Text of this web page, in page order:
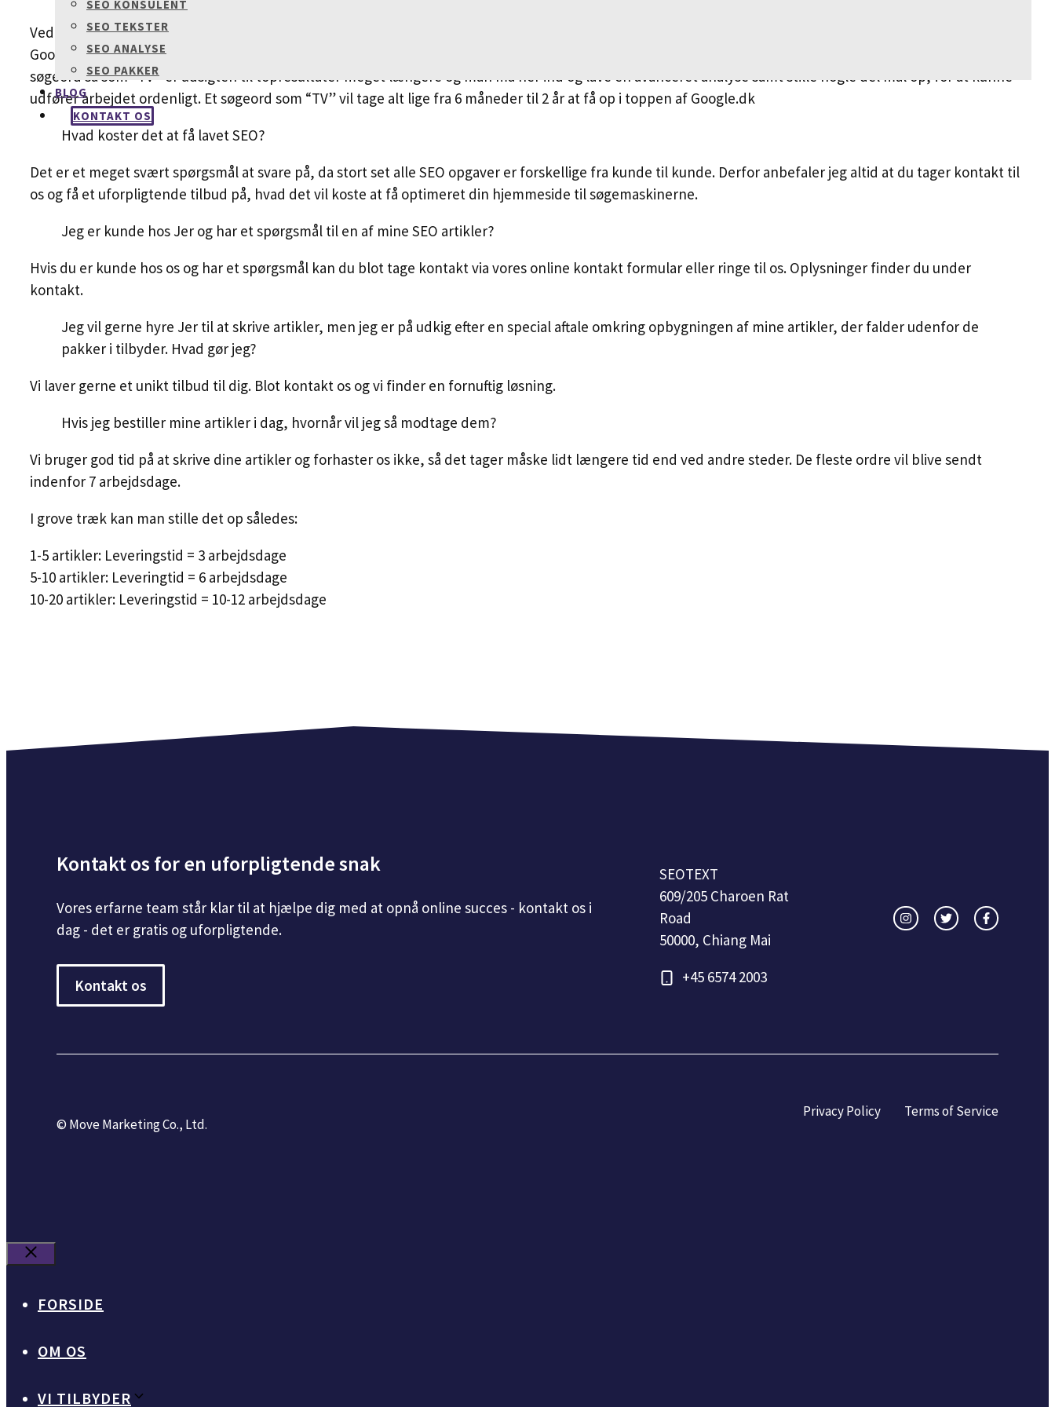
SEO KONSULENT
SEO TEKSTER
SEO ANALYSE
SEO PAKKER
BLOG
KONTAKT OS
Ved søgeord med almindelig eller middel konkurrence tager det som regel 2-3 måneder før man kan se nogle stabile resultater i søgemaskinerne så som
Google.dk – dog kan der ofte være tilfælde hvor resultaterne allerede viser sig efter få uger, men dette er ikke noget vi kan garantere. Ved højkonkurrente
søgeord så som “TV” er udsigten til topresultater meget længere og man må her ind og lave en avanceret analyse samt stille nogle del mål op, for at kunne
udfører arbejdet ordenligt. Et søgeord som “TV” vil tage alt lige fra 6 måneder til 2 år at få op i toppen af Google.dk
Hvad koster det at få lavet SEO?
Det er et meget svært spørgsmål at svare på, da stort set alle SEO opgaver er forskellige fra kunde til kunde. Derfor anbefaler jeg altid at du tager kontakt til
os og få et uforpligtende tilbud på, hvad det vil koste at få optimeret din hjemmeside til søgemaskinerne.
Jeg er kunde hos Jer og har et spørgsmål til en af mine SEO artikler?
Hvis du er kunde hos os og har et spørgsmål kan du blot tage kontakt via vores online kontakt formular eller ringe til os. Oplysninger finder du under
kontakt.
Jeg vil gerne hyre Jer til at skrive artikler, men jeg er på udkig efter en special aftale omkring opbygningen af mine artikler, der falder udenfor de
pakker i tilbyder. Hvad gør jeg?
Vi laver gerne et unikt tilbud til dig. Blot kontakt os og vi finder en fornuftig løsning.
Hvis jeg bestiller mine artikler i dag, hvornår vil jeg så modtage dem?
Vi bruger god tid på at skrive dine artikler og forhaster os ikke, så det tager måske lidt længere tid end ved andre steder. De fleste ordre vil blive sendt
indenfor 7 arbejdsdage.
I grove træk kan man stille det op således:
1-5 artikler: Leveringstid = 3 arbejdsdage
5-10 artikler: Leveringtid = 6 arbejdsdage
10-20 artikler: Leveringstid = 10-12 arbejdsdage
Kontakt os for en uforpligtende snak
Vores erfarne team står klar til at hjælpe dig med at opnå online succes - kontakt os i
dag - det er gratis og uforpligtende.
Kontakt os
SEOTEXT
609/205 Charoen Rat
Road
50000, Chiang Mai
+45 6574 2003
© Move Marketing Co., Ltd.
Privacy Policy Terms of Service
Luk
FORSIDE
OM OS
VI TILBYDER